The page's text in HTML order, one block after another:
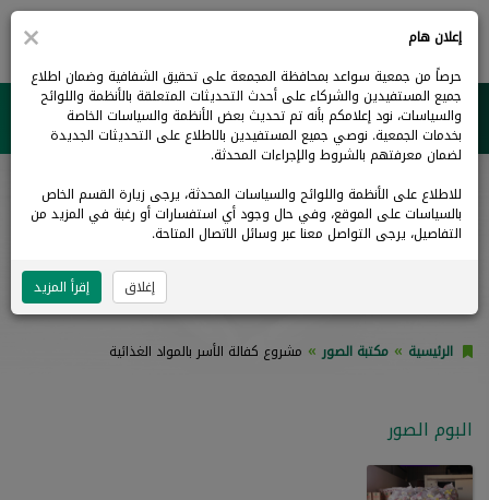
جمعية سواعد بالمجمعة
مكتبة الصور
الرئيسية مكتبة الصور مشروع كفالة الأسر بالمواد الغذائية
البوم الصور
×
إعلان هام
حرصاً من جمعية سواعد بمحافظة المجمعة على تحقيق الشفافية وضمان اطلاع
جميع المستفيدين والشركاء على أحدث التحديثات المتعلقة بالأنظمة واللوائح
والسياسات، نود إعلامكم بأنه تم تحديث بعض الأنظمة والسياسات الخاصة
بخدمات الجمعية. نوصي جميع المستفيدين بالاطلاع على التحديثات الجديدة
لضمان معرفتهم بالشروط والإجراءات المحدثة.
للاطلاع على الأنظمة واللوائح والسياسات المحدثة، يرجى زيارة القسم الخاص
بالسياسات على الموقع، وفي حال وجود أي استفسارات أو رغبة في المزيد من
التفاصيل، يرجى التواصل معنا عبر وسائل الاتصال المتاحة.
إغلاق إقرأ المزيد